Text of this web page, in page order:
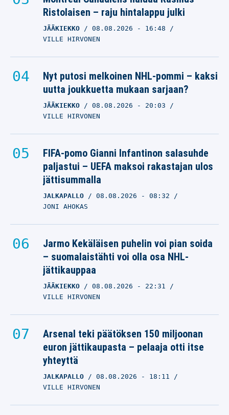
Ristolaisen – raju hintalappu julki
JÄÄKIEKKO 08.08.2026 - 16:48
VILLE HIRVONEN
Nyt putosi melkoinen NHL-pommi – kaksi
uutta joukkuetta mukaan sarjaan?
JÄÄKIEKKO 08.08.2026 - 20:03
VILLE HIRVONEN
FIFA-pomo Gianni Infantinon salasuhde
paljastui – UEFA maksoi rakastajan ulos
jättisummalla
JALKAPALLO 08.08.2026 - 08:32
JONI AHOKAS
Jarmo Kekäläisen puhelin voi pian soida
– suomalaistähti voi olla osa NHL-
jättikauppaa
JÄÄKIEKKO 08.08.2026 - 22:31
VILLE HIRVONEN
Arsenal teki päätöksen 150 miljoonan
euron jättikaupasta – pelaaja otti itse
yhteyttä
JALKAPALLO 08.08.2026 - 18:11
VILLE HIRVONEN